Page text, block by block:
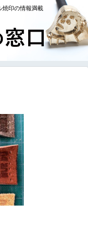
焼印の情報満載